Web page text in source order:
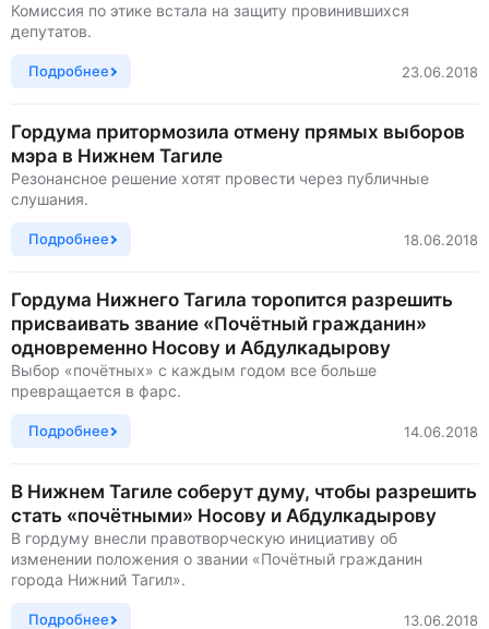
Комиссия по этике встала на защиту провинившихся
депутатов.
Подробнее 23.06.2018
Гордума притормозила отмену прямых выборов
мэра в Нижнем Тагиле
Резонансное решение хотят провести через публичные
слушания.
Подробнее 18.06.2018
Гордума Нижнего Тагила торопится разрешить
присваивать звание «Почётный гражданин»
одновременно Носову и Абдулкадырову
Выбор «почётных» с каждым годом все больше
превращается в фарс.
Подробнее 14.06.2018
В Нижнем Тагиле соберут думу, чтобы разрешить
стать «почётными» Носову и Абдулкадырову
В гордуму внесли правотворческую инициативу об
изменении положения о звании «Почётный гражданин
города Нижний Тагил».
Подробнее 13.06.2018